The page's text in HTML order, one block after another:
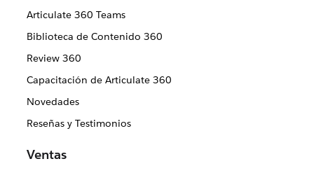
Articulate 360 Teams
Biblioteca de Contenido 360
Review 360
Capacitación de Articulate 360
Novedades
Reseñas y Testimonios
Ventas